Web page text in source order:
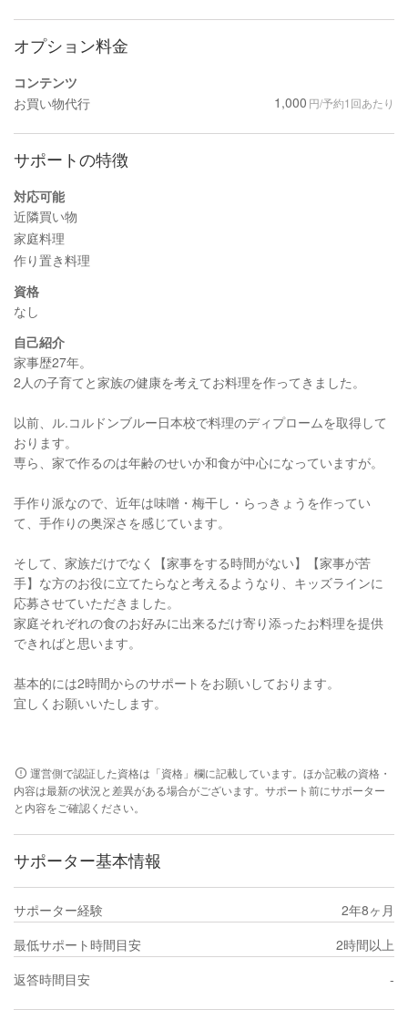
オプション料金
コンテンツ
お買い物代行
1,000 円/予約1回あたり
サポートの特徴
対応可能
近隣買い物
家庭料理
作り置き料理
資格
なし
自己紹介
家事歴27年。
2人の子育てと家族の健康を考えてお料理を作ってきました。
以前、ル.コルドンブルー日本校で料理のディプロームを取得して
おります。
専ら、家で作るのは年齢のせいか和食が中心になっていますが。
手作り派なので、近年は味噌・梅干し・らっきょうを作ってい
て、手作りの奥深さを感じています。
そして、家族だけでなく【家事をする時間がない】【家事が苦
手】な方のお役に立てたらなと考えるようなり、キッズラインに
応募させていただきました。
家庭それぞれの食のお好みに出来るだけ寄り添ったお料理を提供
できればと思います。
基本的には2時間からのサポートをお願いしております。
宜しくお願いいたします。
運営側で認証した資格は「資格」欄に記載しています。ほか記載の資格・
内容は最新の状況と差異がある場合がございます。サポート前にサポーター
と内容をご確認ください。
サポーター基本情報
サポーター経験
2年8ヶ月
最低サポート時間目安
2時間以上
返答時間目安
-